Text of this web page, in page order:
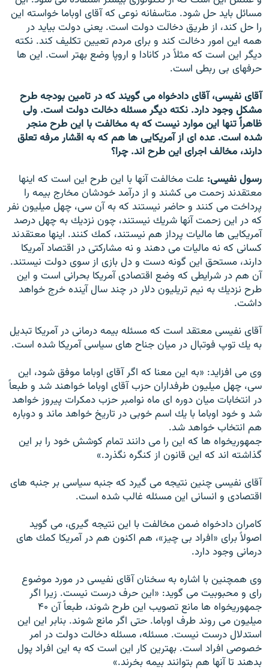
مسائل بايد حل شود. متاسفانه نوعى كه آقاى اوباما خواسته اين
را حل كند، از طريق دخالت دولت است. يعنى دولت بيايد در
همه اين امور دخالت كند و براى مردم تعيین تكليف كند. نكته
ديگر اين است كه مثلاً در كانادا و اروپا وضع بهتر است. اين ها
حرفهاى بى ربطى است.
آقاى نفيسى، آقاى دادخواه مى گويند كه در تامين بودجه طرح
مشكل وجود دارد. نكته ديگر مسئله دخالت دولت است. ولى
ظاهراً تنها اين موارد نيست كه به مخالفت با اين طرح منجر
شده است. عده اى از آمريكايى ها هم كه به اقشار مرفه تعلق
دارند، مخالف اجراى اين طرح اند. چرا؟
رسول نفيسى: علت مخالفت آنها با اين طرح اين است كه اينها
معتقدند زحمت مى كشند و از درآمد خودشان مخارج بيمه را
پرداخت مى كنند و حاضر نيستند كه به آن سى، چهل ميليون نفر
كه در اين زحمت آنها شريك نيستند، چون نزديك به چهل درصد
آمريكايى ها ماليات پرداز هم نيستند، كمك كنند. اينها معتقدند
كسانى كه نه ماليات مى دهند و نه مشاركتى در اقتصاد آمريكا
دارند، مستحق اين گونه دست و دل بازى از سوى دولت نيستند.
آن هم در شرايطى كه وضع اقتصادى آمريكا بحرانى است و اين
طرح نزديك به نيم تريليون دلار در چند سال آينده خرج خواهد
داشت.
آقاى نفيسى معتقد است كه مسئله بيمه درمانى در آمريكا تبديل
به يك توپ فوتبال در ميان جناح هاى سياسى آمريكا شده است.
وی می افزاید: «به اين معنا كه اگر آقاى اوباما موفق شود، اين
سى، چهل ميليون طرفداران حزب آقاى اوباما خواهند شد و طبعاً
در انتخابات ميان دوره اى ماه نوامبر حزب دمكرات پيروز خواهد
شد و خود اوباما با يك اسم خوبى در تاريخ خواهد ماند و دوباره
هم انتخاب خواهد شد.
جمهوريخواه ها كه اين را مى دانند تمام كوشش خود را بر اين
گذاشته اند كه اين قانون از كنگره نگذرد.»
آقاى نفيسى چنين نتيجه مى گيرد كه جنبه سياسى بر جنبه هاى
اقتصادى و انسانى اين مسئله غالب شده است.
کامران دادخواه ضمن مخالفت با اين نتيجه گيرى، مى گويد
اصولاً براى «افراد بى چيز»، هم اكنون هم در آمريكا كمك هاى
درمانى وجود دارد.
وى همچنين با اشاره به سخنان آقاى نفيسى در مورد موضوع
راى و محبوبيت مى گويد: «اين حرف درست نيست. زيرا اگر
جمهوريخواه ها مانع تصويب اين طرح شوند، طبعاً آن ۴۰
ميليون مى روند طرف اوباما. حتى اگر مانع شوند. بنابر اين اين
استدلال درست نيست. مسئله، مسئله دخالت دولت در امر
خصوصى افراد است. بهترين كار اين است كه به اين افراد پول
بدهند تا آنها هم بتوانند بيمه بخرند.»